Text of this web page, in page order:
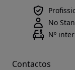
No
Nº
Contactos